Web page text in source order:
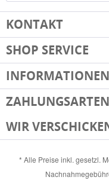
KONTAKT
SHOP SERVICE
INFORMATIONEN
ZAHLUNGSARTEN
WIR
* Alle Preise inkl. gesetzl.